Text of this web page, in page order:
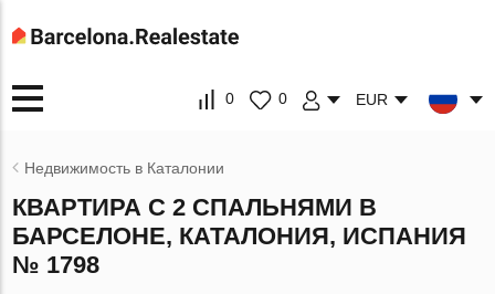
0 0 EUR
Недвижимость в Каталонии
КВАРТИРА С 2 СПАЛЬНЯМИ В
БАРСЕЛОНЕ, КАТАЛОНИЯ, ИСПАНИЯ
№ 1798